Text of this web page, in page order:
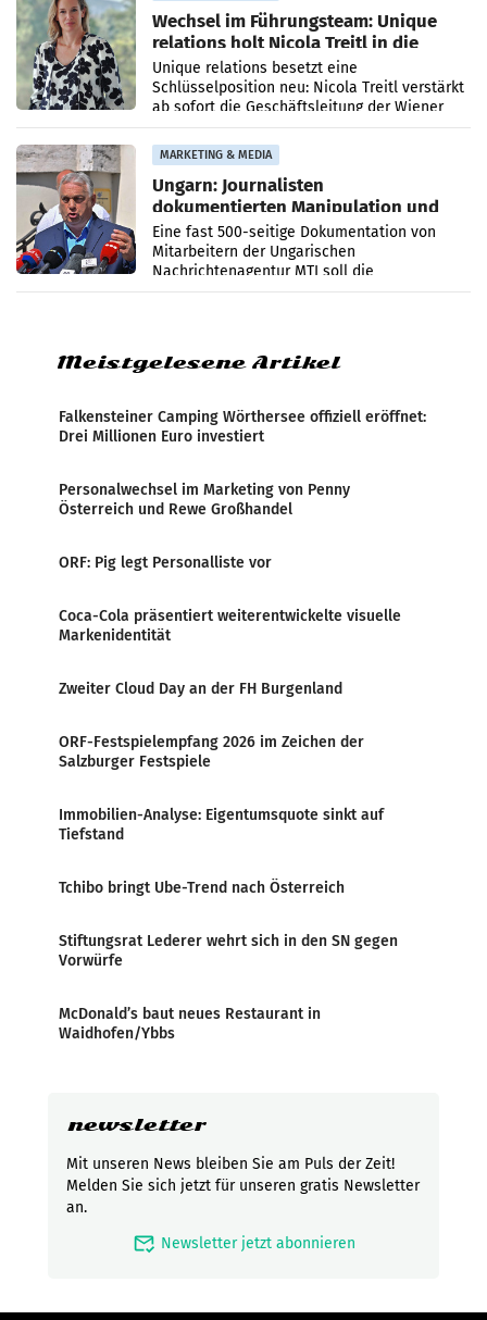
Wechsel im Führungsteam: Unique
relations holt Nicola Treitl in die
Geschäftsleitung
Unique relations besetzt eine
Schlüsselposition neu: Nicola Treitl verstärkt
ab sofort die Geschäftsleitung der Wiener
PR-Agentur an der Seite von Josef Kalina und
Anna Kalina-Mahr.
MARKETING & MEDIA
Ungarn: Journalisten
dokumentierten Manipulation und
Zensur
Eine fast 500-seitige Dokumentation von
Mitarbeitern der Ungarischen
Nachrichtenagentur MTI soll die
systematische Nachrichten-Manipulation und
Meistgelesene Artikel
Falkensteiner Camping Wörthersee offiziell eröffnet:
Drei Millionen Euro investiert
Personalwechsel im Marketing von Penny
Österreich und Rewe Großhandel
ORF: Pig legt Personalliste vor
Coca-Cola präsentiert weiterentwickelte visuelle
Markenidentität
Zweiter Cloud Day an der FH Burgenland
ORF-Festspielempfang 2026 im Zeichen der
Salzburger Festspiele
Immobilien-Analyse: Eigentumsquote sinkt auf
Tiefstand
Tchibo bringt Ube-Trend nach Österreich
Stiftungsrat Lederer wehrt sich in den SN gegen
Vorwürfe
McDonald’s baut neues Restaurant in
Waidhofen/Ybbs
newsletter
Mit unseren News bleiben Sie am Puls der Zeit!
Melden Sie sich jetzt für unseren gratis Newsletter
an.
mark_email_read Newsletter jetzt abonnieren